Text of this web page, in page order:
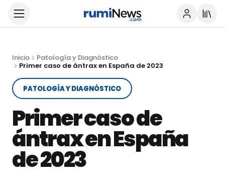
Inicio
Patología y Diagnóstico
Primer caso de ántrax en España de 2023
PATOLOGÍA Y DIAGNÓSTICO
Primer caso de
ántrax en España
de 2023